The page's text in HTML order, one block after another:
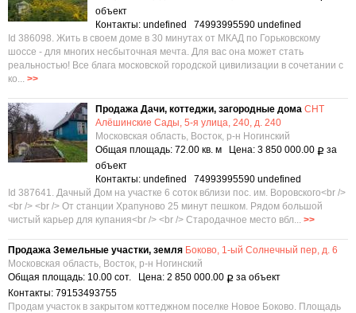
объект
Контакты: undefined 74993995590 undefined
Id 386098. Жить в своем доме в 30 минутах от МКАД по Горьковскому
шоссе - для многих несбыточная мечта. Для вас она может стать
реальностью! Все блага московской городской цивилизации в сочетании с
ко... >>
Продажа Дачи, коттеджи, загородные дома СНТ
Алёшинские Сады, 5-я улица, 240, д. 240
Московская область, Восток, р-н Ногинский
Общая площадь: 72.00 кв. м Цена: 3 850 000.00 Р за
объект
Контакты: undefined 74993995590 undefined
Id 387641. Дачный Дом на участке 6 соток вблизи пос. им. Воровского<br />
<br /> <br /> От станции Храпуново 25 минут пешком. Рядом большой
чистый карьер для купания<br /> <br /> Стародачное место вбл... >>
Продажа Земельные участки, земля Боково, 1-ый Солнечный пер, д. 6
Московская область, Восток, р-н Ногинский
Общая площадь: 10.00 сот. Цена: 2 850 000.00 Р за объект
Контакты: 79153493755
Продaм учacтoк в зaкрытом коттеджном пoсeлке Hовое Бoковo. Площaдь